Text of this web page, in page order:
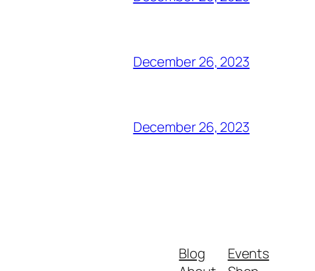
December 26, 2023
December 26, 2023
Blog
Events